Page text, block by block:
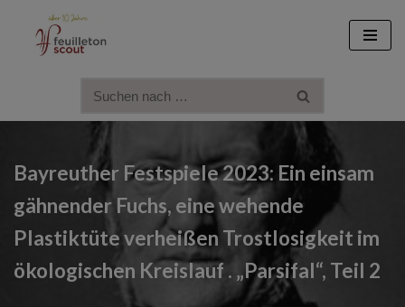
Zum
Bayreuther Festspiele 2023: Ein einsam
gähnender Fuchs, eine wehende
Plastiktüte verheißen Trostlosigkeit im
ökologischen Kreislauf . „Parsifal“, Teil 2